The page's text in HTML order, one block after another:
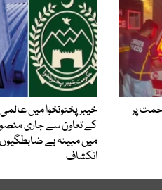
پر
خیبرپختونخوا میں
کے تعاون سے جاری
میں مبینہ بے
انکشاف